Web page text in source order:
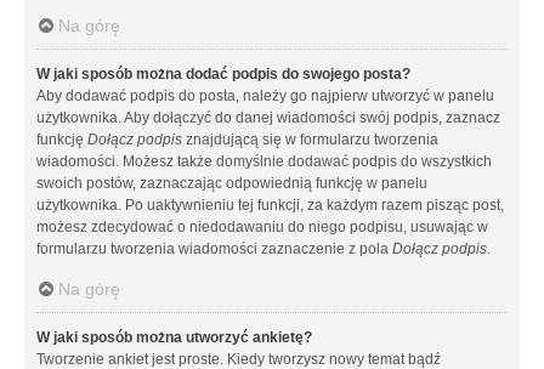
Na górę
W jaki sposób można dodać podpis do swojego posta?
Aby dodawać podpis do posta, należy go najpierw utworzyć w panelu
użytkownika. Aby dołączyć do danej wiadomości swój podpis, zaznacz
funkcję Dołącz podpis znajdującą się w formularzu tworzenia
wiadomości. Możesz także domyślnie dodawać podpis do wszystkich
swoich postów, zaznaczając odpowiednią funkcję w panelu
użytkownika. Po uaktywnieniu tej funkcji, za każdym razem pisząc post,
możesz zdecydować o niedodawaniu do niego podpisu, usuwając w
formularzu tworzenia wiadomości zaznaczenie z pola Dołącz podpis.
Na górę
W jaki sposób można utworzyć ankietę?
Tworzenie ankiet jest proste. Kiedy tworzysz nowy temat bądź